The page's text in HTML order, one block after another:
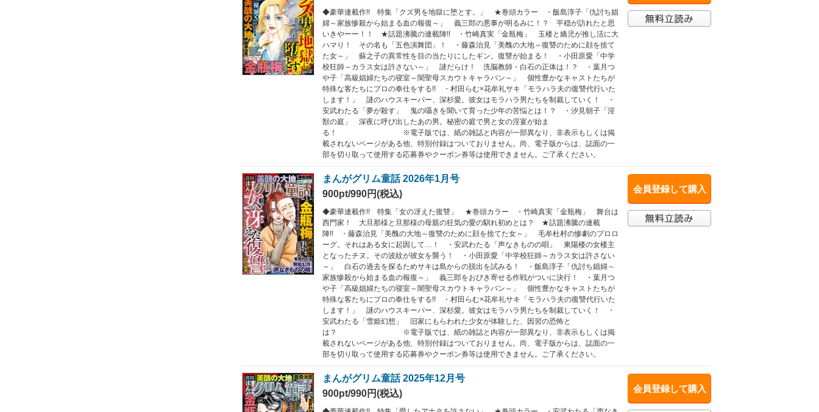
◆豪華連載作!! 特集「クズ男を地獄に堕とす。」 ★巻頭カラー ・飯島淳子「仇討ち娼
婦～家族惨殺から始まる血の報復～」 義三郎の悪事が明るみに！？ 平穏が訪れたと思
いきやーー！！ ★話題沸騰の連載陣!! ・竹崎真実「金瓶梅」 玉楼と嬌児が推し活に大
ハマり！ その名も「五色演舞団」！ ・藤森治見「美醜の大地～復讐のために顔を捨て
た女～」 蘇之子の異常性を目の当たりにしたギン。復讐が始まる！ ・小田原愛「中学
校狂師～カラス女は許さない～」 謎だらけ！ 洗脳教師・白石の正体は！？ ・葉月つ
や子「高級娼婦たちの寝室～闇聖母スカウトキャラバン～」 個性豊かなキャストたちが
特殊な客たちにプロの奉仕をする!! ・村田らむ×花牟礼サキ「モラハラ夫の復讐代行いた
します！」 謎のハウスキーパー、深杉愛。彼女はモラハラ男たちを制裁していく！ ・
安武わたる「夢が殺す」 鬼の囁きを聞いて育った少年の苦悩とは！？ ・汐見朝子「淫
獣の庭」 深夜に呼び出したあの男。秘密の庭で男と女の淫宴が始ま
る！ ※電子版では、紙の雑誌と内容が一部異なり、非表示もしくは掲
載されないページがある他、特別付録はついておりません。尚、電子版からは、誌面の一
部を切り取って使用する応募券やクーポン券等は使用できません。ご了承ください。
会員登録して購入
まんがグリム童話 2026年1月号
900pt/990円(税込)
◆豪華連載作!! 特集「女の冴えた復讐」 ★巻頭カラー ・竹崎真実「金瓶梅」 舞台は
西門家！ 大旦那様と旦那様の母親の狂気の愛の馴れ初めとは？ ★話題沸騰の連載
陣!! ・藤森治見「美醜の大地～復讐のために顔を捨てた女～」 毛牟杜村の惨劇のプロロ
ーグ。それはある女に起因して…！ ・安武わたる「声なきものの唄」 東陽楼の女楼主
となったチヌ。その波紋が彼女を襲う！ ・小田原愛「中学校狂師～カラス女は許さない
～」 白石の過去を探るためサキは島からの脱出を試みる！ ・飯島淳子「仇討ち娼婦～
家族惨殺から始まる血の報復～」 義三郎をおびき寄せる作戦がついに決行！ ・葉月つ
や子「高級娼婦たちの寝室～闇聖母スカウトキャラバン～」 個性豊かなキャストたちが
特殊な客たちにプロの奉仕をする!! ・村田らむ×花牟礼サキ「モラハラ夫の復讐代行いた
します！」 謎のハウスキーパー、深杉愛。彼女はモラハラ男たちを制裁していく！ ・
安武わたる「雪姫幻想」 旧家にもらわれた少女が体験した、因習の恐怖と
は？ ※電子版では、紙の雑誌と内容が一部異なり、非表示もしくは掲
載されないページがある他、特別付録はついておりません。尚、電子版からは、誌面の一
部を切り取って使用する応募券やクーポン券等は使用できません。ご了承ください。
会員登録して購入
まんがグリム童話 2025年12月号
900pt/990円(税込)